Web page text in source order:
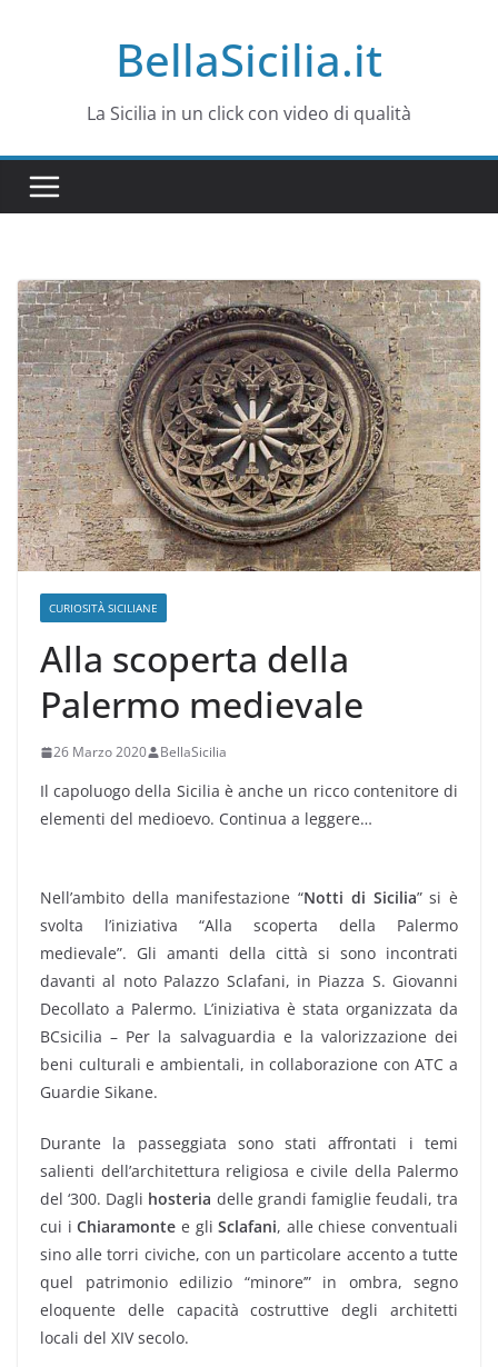
BellaSicilia.it
La Sicilia in un click con video di qualità
CURIOSITÀ SICILIANE
Alla scoperta della
Palermo medievale
26 Marzo 2020 BellaSicilia
Il capoluogo della Sicilia è anche un ricco contenitore di
elementi del medioevo. Continua a leggere…
Nell’ambito della manifestazione “Notti di Sicilia” si è
svolta l’iniziativa “Alla scoperta della Palermo
medievale”. Gli amanti della città si sono incontrati
davanti al noto Palazzo Sclafani, in Piazza S. Giovanni
Decollato a Palermo. L’iniziativa è stata organizzata da
BCsicilia – Per la salvaguardia e la valorizzazione dei
beni culturali e ambientali, in collaborazione con ATC a
Guardie Sikane.
Durante la passeggiata sono stati affrontati i temi
salienti dell’architettura religiosa e civile della Palermo
del ‘300. Dagli hosteria delle grandi famiglie feudali, tra
cui iChiaramonte e gliSclafani, alle chiese conventuali
sino alle torri civiche, con un particolare accento a tutte
quel patrimonio edilizio “minore’” in ombra, segno
eloquente delle capacità costruttive degli architetti
locali del XIV secolo.